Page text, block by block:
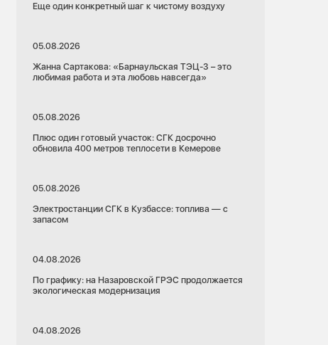
Еще один конкретный шаг к чистому воздуху
05.08.2026
Жанна Сартакова: «Барнаульская ТЭЦ-3 – это
любимая работа и эта любовь навсегда»
05.08.2026
Плюс один готовый участок: СГК досрочно
обновила 400 метров теплосети в Кемерове
05.08.2026
Электростанции СГК в Кузбассе: топлива — с
запасом
04.08.2026
По графику: на Назаровской ГРЭС продолжается
экологическая модернизация
04.08.2026